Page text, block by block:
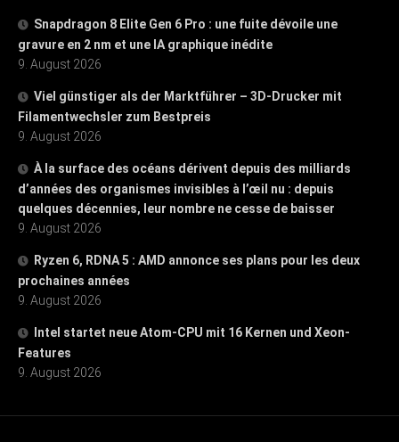
Snapdragon 8 Elite Gen 6 Pro : une fuite dévoile une
gravure en 2 nm et une IA graphique inédite
9. August 2026
Viel günstiger als der Marktführer – 3D-Drucker mit
Filamentwechsler zum Bestpreis
9. August 2026
À la surface des océans dérivent depuis des milliards
d’années des organismes invisibles à l’œil nu : depuis
quelques décennies, leur nombre ne cesse de baisser
9. August 2026
Ryzen 6, RDNA 5 : AMD annonce ses plans pour les deux
prochaines années
9. August 2026
Intel startet neue Atom-CPU mit 16 Kernen und Xeon-
Features
9. August 2026